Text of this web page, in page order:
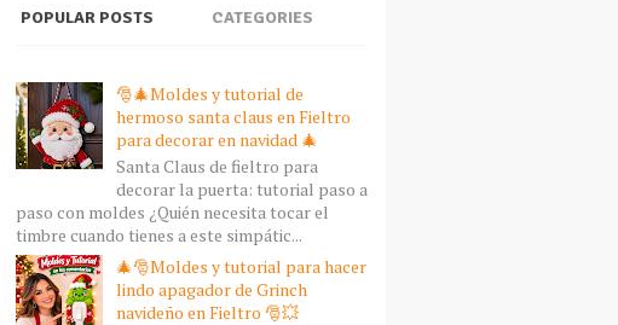
POPULAR POSTS CATEGORIES
🎅🎄Moldes y tutorial de
hermoso santa claus en Fieltro
para decorar en navidad 🎄
Santa Claus de fieltro para
decorar la puerta: tutorial paso a
paso con moldes ¿Quién necesita tocar el
timbre cuando tienes a este simpátic...
🎄🎅Moldes y tutorial para hacer
lindo apagador de Grinch
navideño en Fieltro 🎅💥